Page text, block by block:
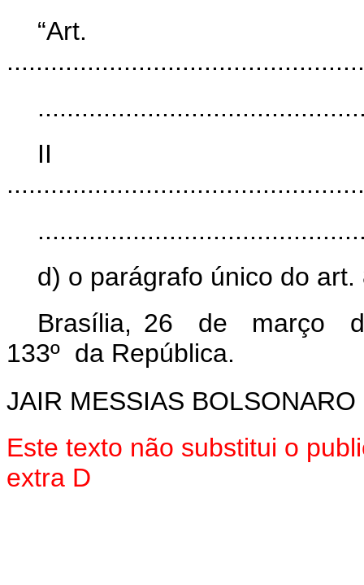
d) o parágrafo único do
Brasília, 26 de março
133º da República.
JAIR MESSIAS BOLSONARO
Este texto não substitui o
extra D